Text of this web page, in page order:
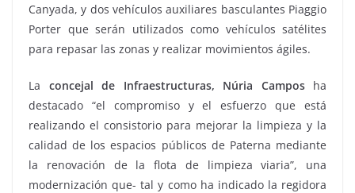
Canyada, y dos vehículos auxiliares basculantes Piaggio
Porter que serán utilizados como vehículos satélites
para repasar las zonas y realizar movimientos ágiles.
La concejal de Infraestructuras, Núria Camposha
destacado “el compromiso y el esfuerzo que está
realizando el consistorio para mejorar la limpieza y la
calidad de los espacios públicos de Paterna mediante
la renovación de la flota de limpieza viaria”, una
modernización que- tal y como ha indicado la regidora